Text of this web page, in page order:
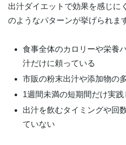
出汁ダイエットで効果を感じに
のようなパターンが挙げられま
食事全体のカロリーや栄養
汁だけに頼っている
市販の粉末出汁や添加物の
1週間未満の短期間だけ実
出汁を飲むタイミングや回
ていない